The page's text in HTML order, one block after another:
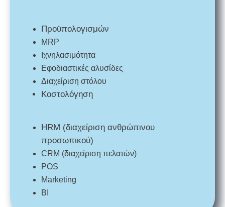
Προϋπολογισμών
MRP
Ιχνηλασιμότητα
Εφοδιαστικές αλυσίδες
Διαχείριση στόλου
Κοστολόγηση
HRM (διαχείριση ανθρώπινου
προσωπικού)
CRM (διαχείριση πελατών)
POS
Marketing
BI